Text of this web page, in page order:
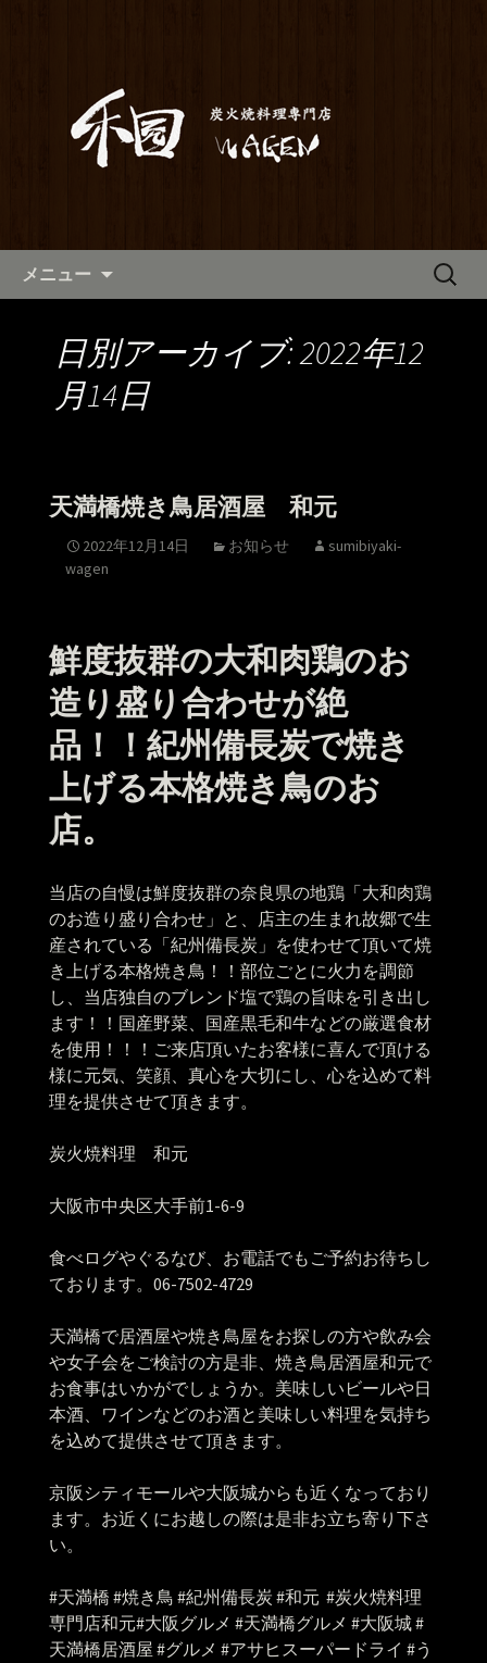
和元からのお知らせ
わった炭火焼き料理をご提供しており
ます。2階はお座敷で宴会や歓送迎会に
もご利用いただけます。ホテル京阪か
メニュー
検
日別アーカイブ: 2022年12
月14日
天満橋焼き鳥居酒屋 和元
2022年12月14日 お知らせ
sumibiyaki-
wagen
鮮度抜群の大和肉鶏のお
造り盛り合わせが絶
品！！紀州備長炭で焼き
上げる本格焼き鳥のお
店。
当店の自慢は鮮度抜群の奈良県の地鶏「大和肉鶏
のお造り盛り合わせ」と、店主の生まれ故郷で生
産されている「紀州備長炭」を使わせて頂いて焼
き上げる本格焼き鳥！！部位ごとに火力を調節
し、当店独自のブレンド塩で鶏の旨味を引き出し
ます！！国産野菜、国産黒毛和牛などの厳選食材
を使用！！！ご来店頂いたお客様に喜んで頂ける
様に元気、笑顔、真心を大切にし、心を込めて料
理を提供させて頂きます。
炭火焼料理 和元
大阪市中央区大手前1-6-9
食べログやぐるなび、お電話でもご予約お待ちし
ております。 06-7502-4729
天満橋で居酒屋や焼き鳥屋をお探しの方や飲み会
や女子会をご検討の方是非、焼き鳥居酒屋和元で
お食事はいかがでしょうか。美味しいビールや日
本酒、ワインなどのお酒と美味しい料理を気持ち
を込めて提供させて頂きます。
京阪シティモールや大阪城からも近くなっており
ます。お近くにお越しの際は是非お立ち寄り下さ
い。
#天満橋 #焼き鳥 #紀州備長炭 #和元 #炭火焼料理
専門店和元#大阪グルメ #天満橋グルメ #大阪城#
天満橋居酒屋 #グルメ #アサヒスーパードライ #う